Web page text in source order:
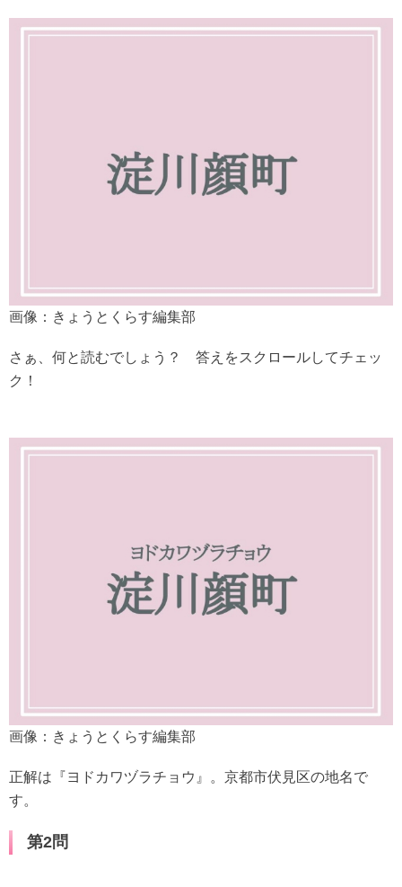
画像：きょうとくらす編集部
さぁ、何と読むでしょう？ 答えをスクロールしてチェッ
ク！
画像：きょうとくらす編集部
正解は『ヨドカワヅラチョウ』。京都市伏見区の地名で
す。
第2問